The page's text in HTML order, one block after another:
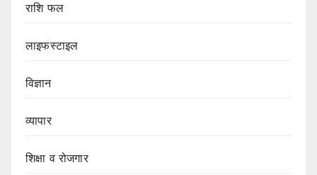
राशि फल
लाइफस्टाइल
विज्ञान
व्यापार
शिक्षा व रोजगार